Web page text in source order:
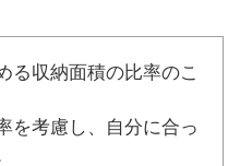
る収納面積の比率のこ
を考慮し、自分に合っ